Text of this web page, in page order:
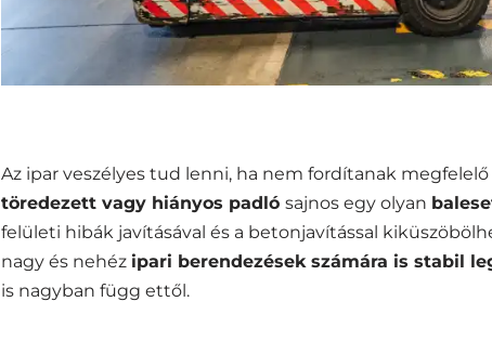
Az ipar veszélyes tud lenni, ha nem fordítanak
töredezett vagy hiányos padló sajnos egy olyan
felületi hibák javításával és a betonjavítással
nagy és nehéz ipari berendezések számára is stabil
is nagyban függ ettől.